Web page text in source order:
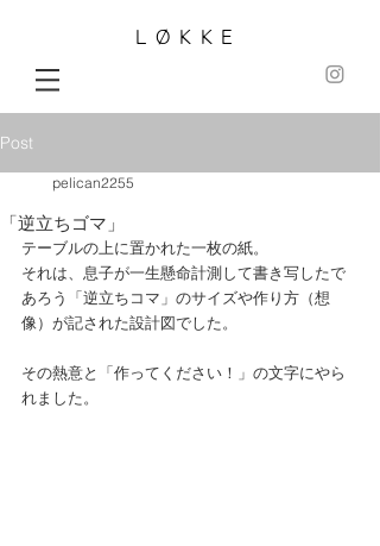
LØKKE
Post
「逆立ちゴマ」
pelican2255
テーブルの上に置かれた一枚の紙。
それは、息子が一生懸命計測して書き写したで
あろう「逆立ちコマ」のサイズや作り方（想
像）が記された設計図でした。
その熱意と「作ってください！」の文字にやら
れました。